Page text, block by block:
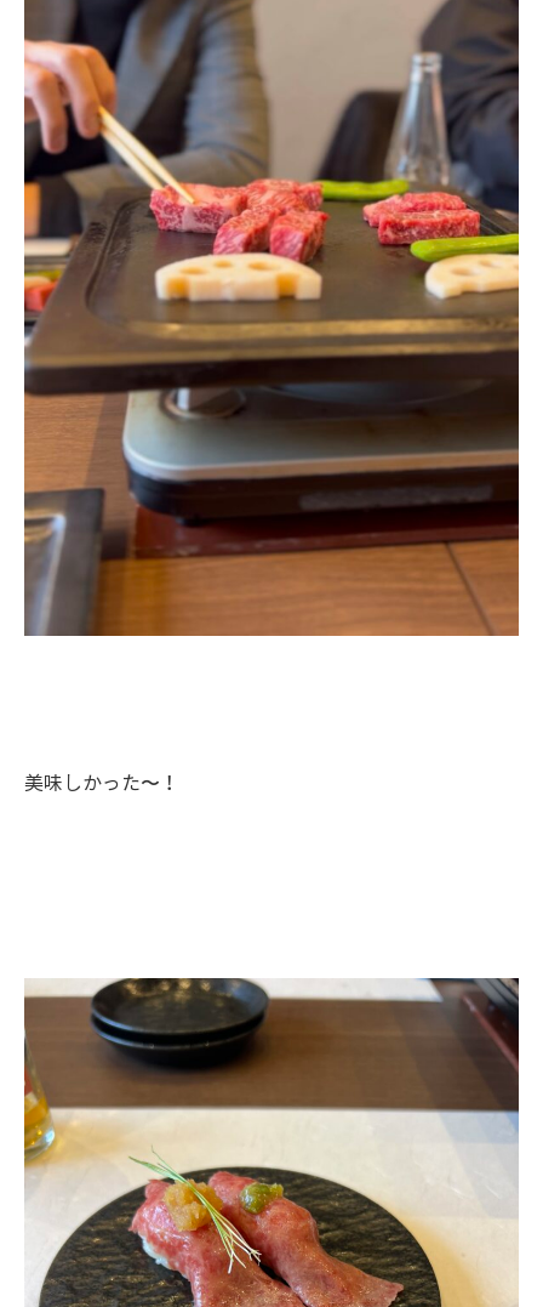
美味しかった〜！